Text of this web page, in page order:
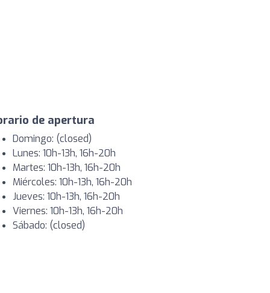
de apertura
Domingo: (closed)
Lunes: 10h-13h, 16h-20h
Martes: 10h-13h, 16h-20h
Miércoles: 10h-13h, 16h-20h
Jueves: 10h-13h, 16h-20h
Viernes: 10h-13h, 16h-20h
Sábado: (closed)